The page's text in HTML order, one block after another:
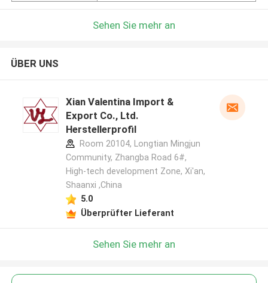
Sehen Sie mehr an
ÜBER UNS
Xian Valentina Import &
Export Co., Ltd.
Herstellerprofil
Room 20104, Longtian Mingjun
Community, Zhangba Road 6#,
High-tech development Zone, Xi'an,
Shaanxi ,China
5.0
Überprüfter Lieferant
Sehen Sie mehr an